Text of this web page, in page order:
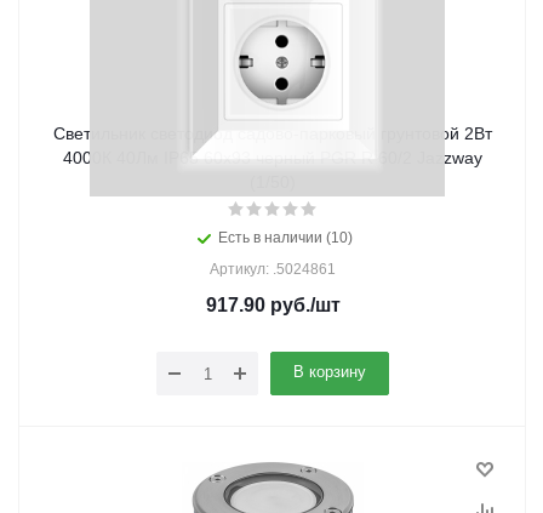
Светильник светодиод садово-парковый грунтовой 2Вт
4000К 40Лм IP65 60x93 черный PGR R 60/2 Jazzway
Есть в наличии (10)
Артикул: .5024861
917.90руб./шт
В корзину